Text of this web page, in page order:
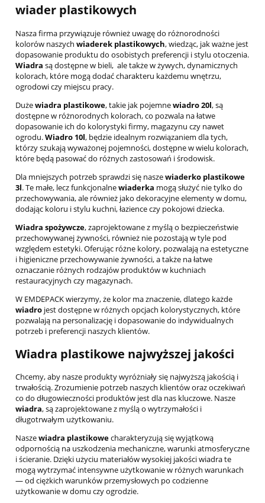
wiader plastikowych
Nasza firma przywiązuje również uwagę do różnorodności
kolorów naszych wiaderek plastikowych, wiedząc, jak ważne jest
dopasowanie produktu do osobistych preferencji i stylu otoczenia.
Wiadra są dostępne w bieli, ale także w żywych, dynamicznych
kolorach, które mogą dodać charakteru każdemu wnętrzu,
ogrodowi czy miejscu pracy.
Dużewiadra plastikowe, takie jak pojemnewiadro 20l, są
dostępne w różnorodnych kolorach, co pozwala na łatwe
dopasowanie ich do kolorystyki firmy, magazynu czy nawet
ogrodu.Wiadro 10l, będzie idealnym rozwiązaniem dla tych,
którzy szukają wyważonej pojemności, dostępne w wielu kolorach,
które będą pasować do różnych zastosowań i środowisk.
Dla mniejszych potrzeb sprawdzi się naszewiaderko plastikowe
3l. Te małe, lecz funkcjonalnewiaderka mogą służyć nie tylko do
przechowywania, ale również jako dekoracyjne elementy w domu,
dodając koloru i stylu kuchni, łazience czy pokojowi dziecka.
Wiadra spożywcze, zaprojektowane z myślą o bezpieczeństwie
przechowywanej żywności, również nie pozostają w tyle pod
względem estetyki. Oferując różne kolory, pozwalają na estetyczne
i higieniczne przechowywanie żywności, a także na łatwe
oznaczanie różnych rodzajów produktów w kuchniach
restauracyjnych czy magazynach.
W EMDEPACK wierzymy, że kolor ma znaczenie, dlatego każde
wiadro jest dostępne w różnych opcjach kolorystycznych, które
pozwalają na personalizację i dopasowanie do indywidualnych
potrzeb i preferencji naszych klientów.
Wiadra plastikowe najwyższej jakości
Chcemy, aby nasze produkty wyróżniały się najwyższą jakością i
trwałością. Zrozumienie potrzeb naszych klientów oraz oczekiwań
co do długowieczności produktów jest dla nas kluczowe. Nasze
wiadra, są zaprojektowane z myślą o wytrzymałości i
długotrwałym użytkowaniu.
Naszewiadra plastikowecharakteryzują się wyjątkową
odpornością na uszkodzenia mechaniczne, warunki atmosferyczne
i ścieranie. Dzięki użyciu materiałów wysokiej jakości wiadra te
mogą wytrzymać intensywne użytkowanie w różnych warunkach
— od ciężkich warunków przemysłowych po codzienne
użytkowanie w domu czy ogrodzie.